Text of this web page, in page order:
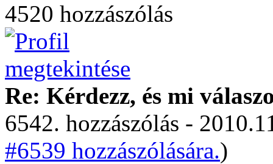
4520 hozzászólás
Re: Kérdezz, és mi
6542. hozzászólás -
#6539 hozzászólására.)